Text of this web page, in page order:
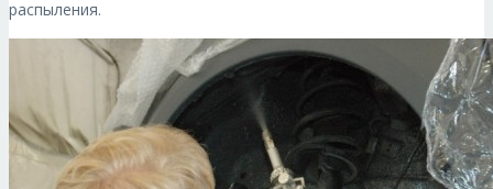
распыления.